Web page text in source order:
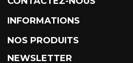
INFORMATIONS
NOS PRODUITS
NEWSLETTER